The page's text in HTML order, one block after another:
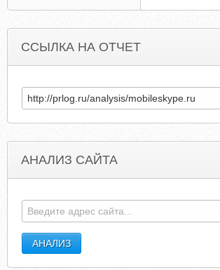
ССЫЛКА НА ОТЧЕТ
АНАЛИЗ САЙТА